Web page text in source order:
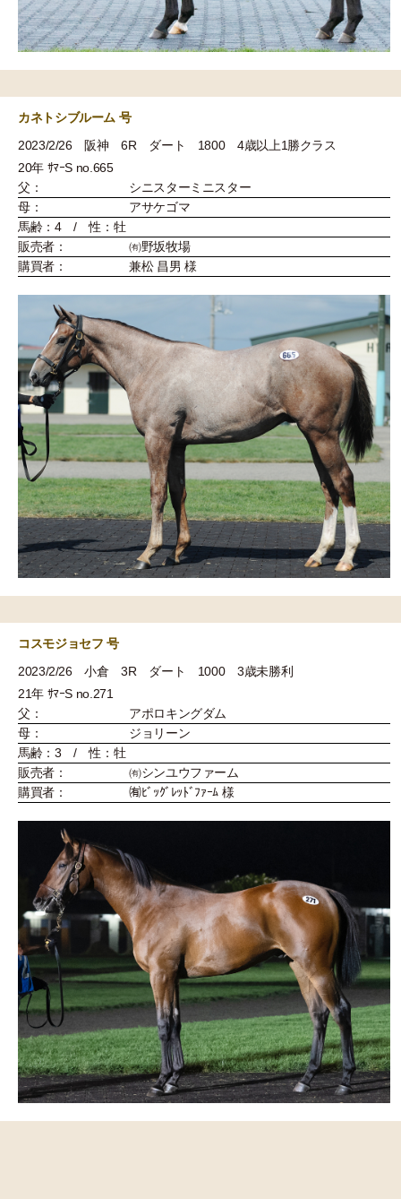
カネトシブルーム 号
2023/2/26 阪神 6R ダート 1800 4歳以上1勝クラス
20年 ｻﾏｰS no.665
父：
シニスターミニスター
母：
アサケゴマ
馬齢：4 / 性：牡
販売者：
㈲野坂牧場
購買者：
兼松 昌男 様
コスモジョセフ 号
2023/2/26 小倉 3R ダート 1000 3歳未勝利
21年 ｻﾏｰS no.271
父：
アポロキングダム
母：
ジョリーン
馬齢：3 / 性：牡
販売者：
㈲シンユウファーム
購買者：
㈲ﾋﾞｯｸﾞﾚｯﾄﾞﾌｧｰﾑ 様